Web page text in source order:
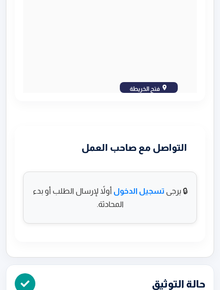
فتح الخريطة
التواصل مع صاحب العمل
🔒 يرجى تسجيل الدخول أولاً لإرسال الطلب أو بدء
المحادثة.
حالة التوثيق